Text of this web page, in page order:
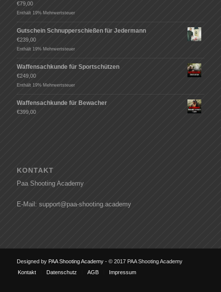
€79,00
Enthält 19% Mehrwertsteuer
Gutschein Schnupperschießen für Jedermann
€239,00
Enthält 19% Mehrwertsteuer
Waffensachkunde für Sportschützen
€249,00
Enthält 19% Mehrwertsteuer
Waffensachkunde für Bewacher
€399,00
KONTAKT
Paa Shooting Academy
E-Mail: support@paa-shooting.academy
Designed by PAA Shooting Academy- © 2017 PAA Shooting Academy
Kontakt
Datenschutz AGB Impressum